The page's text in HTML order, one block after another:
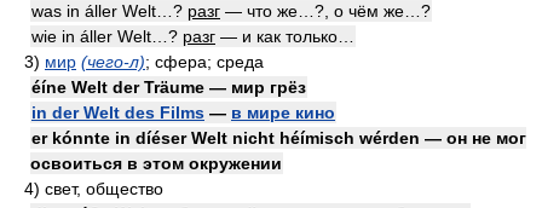
was in áller Welt…? разг — что же…?, о чём же…?
wie in áller Welt…? разг — и как только…
3) мир (чего-л); сфера; среда
éíne Welt der Träume — мир грёз
in der Welt des Films — в мире кино
er kónnte in díéser Welt nicht héímisch wérden — он не мог
освоиться в этом окружении
4) свет, общество